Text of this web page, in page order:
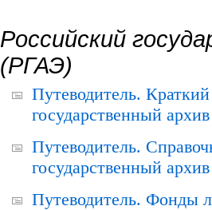
Российский
(РГАЭ)
Путеводитель.
государственный
Путеводитель.
государственный
Путеводитель. Фонды